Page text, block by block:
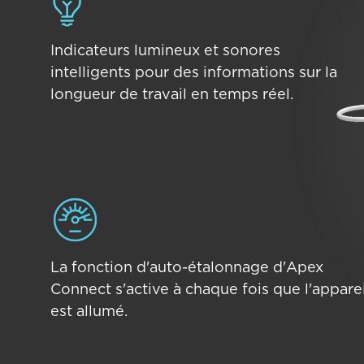
Indicateurs lumineux et sonores
intelligents pour des informations sur la
longueur de travail en temps réel.
La fonction d'auto-étalonnage d'Apex
Connect s'active à chaque fois que
est allumé.